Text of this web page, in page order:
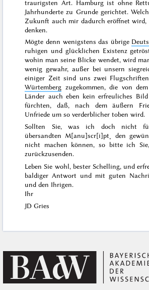
traurigsten Art. Hamburg ist ohne
Jahrhunderte zu Grunde gerichtet.
Zukunft auch mir dadurch eröffnet wird,
denken.
Mögte denn wenigstens das übrige
ruhigen und glücklichen Existenz
wohin man seine Blicke wendet, wird
wenig gewahr, außer bei unsern
einiger Zeit sind uns zwei
Würtemberg zugekommen, die von
Länder auch eben kein erfreuliches
fürchten, daß, nach dem äußern
Unfriede um so verderblicher toben wird.
Sollten Sie, was ich doch nicht
übersandten M[anu]scr[i]pt˖ den
nicht machen können, so bitte ich
zurückzusenden.
Leben Sie wohl, bester Schelling, und
baldiger Antwort und mit guten
und den Ihrigen.
Ihr
JD Gries